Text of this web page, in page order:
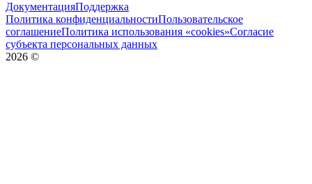
ДокументацияПоддержка
Политика конфиденциальностиПользовательское
соглашениеПолитика использования «cookies»Согласие
субъекта персональных данных
2026 ©